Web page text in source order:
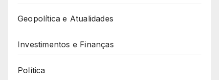
Geopolítica e Atualidades
Investimentos e Finanças
Política